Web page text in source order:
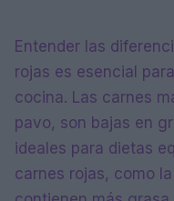
Entender las
rojas es esencial
cocina. Las carnes
pavo, son bajas en
ideales para dietas
carnes rojas, como